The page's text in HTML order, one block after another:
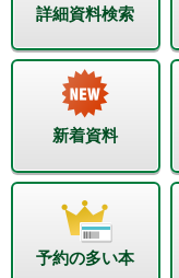
詳細資料検索
新着資料
予約の多い本